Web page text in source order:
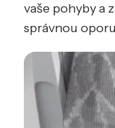
vaše pohyby a
správnou